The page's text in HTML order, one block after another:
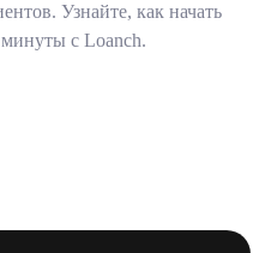
Узнайте, как начать
минуты с Loanch.